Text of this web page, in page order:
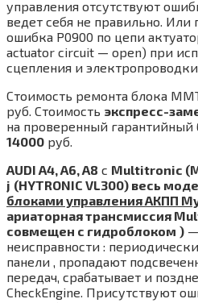
управления отсутствуют
ведет себя не правильно. Или
ошибка P0900 по цепи
actuator circuit — open) при
сцепления и электропроводки.
Стоимость ремонта блока
руб. Стоимость экспресс-
на проверенный
14000 руб.
AUDI A4, A6, A8 с Multitronic
j (HYTRONIC VL300) весь
блоками управления АКПП
ариаторная трансмиссия
совмещен с гидроблоком )
неисправности :
панели , пропадают
передач, срабатывает и
CheckEngine. Присутствуют